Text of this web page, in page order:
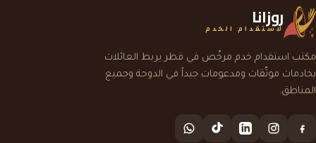
روزانا
لاستقدام الخدم
مكتب استقدام خدم مرخّص في قطر يربط العائلات
بخادمات موثّقات ومدعومات جيداً في الدوحة وجميع
المناطق.